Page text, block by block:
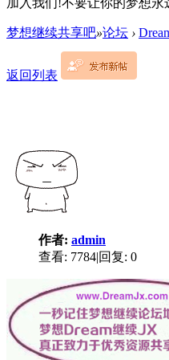
梦想继续共享吧»论坛 ›
返回列表
作者: admin
查看: 7784|回复: 0